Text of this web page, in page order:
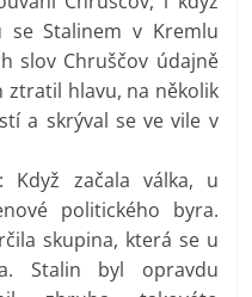
Stalinem v Kremlu
slov Chruščov údajně
ztratil hlavu, na několik
a skrýval se ve vile v
Když začala válka, u
politického byra.
skupina, která se u
Stalin byl opravdu